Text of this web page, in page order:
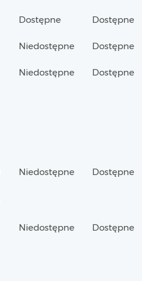
Dostępne Dostępne
Niedostępne Dostępne
Niedostępne Dostępne
Niedostępne Dostępne
Niedostępne Dostępne